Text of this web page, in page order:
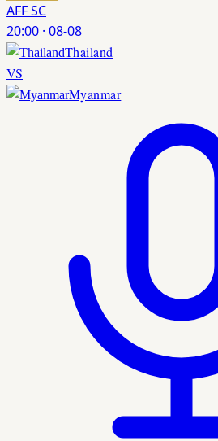
AFF SC
20:00 · 08-08
Thailand
VS
Myanmar